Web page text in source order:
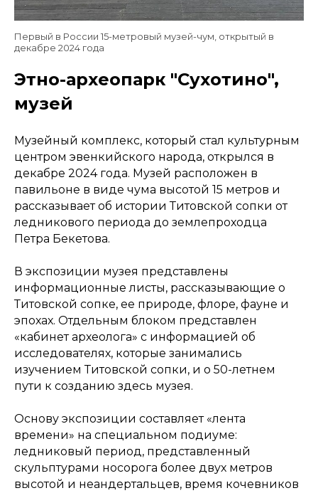
Первый в России 15-метровый музей-чум, открытый в
декабре 2024 года
Этно-археопарк "Сухотино",
музей
Музейный комплекс, который стал культурным
центром эвенкийского народа, открылся в
декабре 2024 года. Музей расположен в
павильоне в виде чума высотой 15 метров и
рассказывает об истории Титовской сопки от
ледникового периода до землепроходца
Петра Бекетова.
В экспозиции музея представлены
информационные листы, рассказывающие о
Титовской сопке, ее природе, флоре, фауне и
эпохах. Отдельным блоком представлен
«кабинет археолога» с информацией об
исследователях, которые занимались
изучением Титовской сопки, и о 50-летнем
пути к созданию здесь музея.
Основу экспозиции составляет «лента
времени» на специальном подиуме:
ледниковый период, представленный
скульптурами носорога более двух метров
высотой и неандертальцев, время кочевников